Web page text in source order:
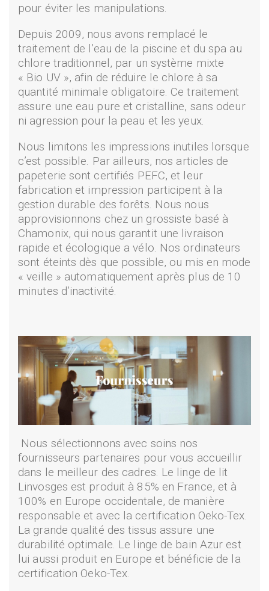
pour éviter les manipulations.
Depuis 2009, nous avons remplacé le
traitement de l’eau de la piscine et du spa au
chlore traditionnel, par un système mixte
« Bio UV », afin de réduire le chlore à sa
quantité minimale obligatoire. Ce traitement
assure une eau pure et cristalline, sans odeur
ni agression pour la peau et les yeux.
Nous limitons les impressions inutiles lorsque
c’est possible. Par ailleurs, nos articles de
papeterie sont certifiés PEFC, et leur
fabrication et impression participent à la
gestion durable des forêts. Nous nous
approvisionnons chez un grossiste basé à
Chamonix, qui nous garantit une livraison
rapide et écologique a vélo. Nos ordinateurs
sont éteints dès que possible, ou mis en mode
« veille » automatiquement après plus de 10
minutes d’inactivité.
Nous sélectionnons avec soins nos
fournisseurs partenaires pour vous accueillir
dans le meilleur des cadres. Le linge de lit
Linvosges est produit à 85% en France, et à
100% en Europe occidentale, de manière
responsable et avec la certification Oeko-Tex.
La grande qualité des tissus assure une
durabilité optimale. Le linge de bain Azur est
lui aussi produit en Europe et bénéficie de la
certification Oeko-Tex.